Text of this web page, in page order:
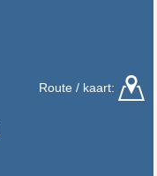
Route / kaart: